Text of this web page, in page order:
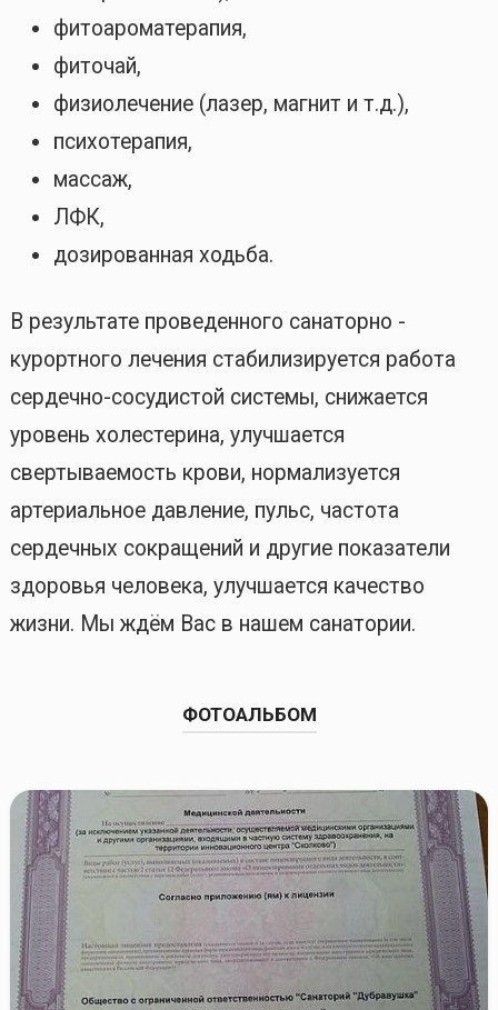
фитоароматерапия,
фиточай,
физиолечение (лазер, магнит и т.д.),
психотерапия,
массаж,
ЛФК,
дозированная ходьба.
В результате проведенного санаторно -
курортного лечения стабилизируется работа
сердечно-сосудистой системы, снижается
уровень холестерина, улучшается
свертываемость крови, нормализуется
артериальное давление, пульс, частота
сердечных сокращений и другие показатели
здоровья человека, улучшается качество
жизни. Мы ждём Вас в нашем санатории.
ФОТОАЛЬБОМ